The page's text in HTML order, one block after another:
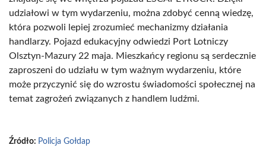
udziałowi w tym wydarzeniu, można zdobyć cenną wiedzę,
która pozwoli lepiej zrozumieć mechanizmy działania
handlarzy. Pojazd edukacyjny odwiedzi Port Lotniczy
Olsztyn-Mazury 22 maja. Mieszkańcy regionu są serdecznie
zaproszeni do udziału w tym ważnym wydarzeniu, które
może przyczynić się do wzrostu świadomości społecznej na
temat zagrożeń związanych z handlem ludźmi.
Źródło: Policja Gołdap